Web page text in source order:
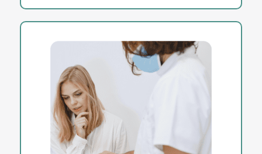
Bei gesetzlich Versicherten können Sie die
Endo-App problemlos und zuzahlungsfrei
verordnen. Dies geschieht budgetneutral über
das Muster 16 („Kassenrezept“ mit PZN
18355726 + Bezeichnung Endo-App),
quartalsweise und ohne Höchstdauer. Binden
Sie idealerweise die Endo-App in Ihre
Behandlung ein, ähnlich wie Sie auch bei
einem Medikament nach der regelmäßigen
Einnahme und der Wirkung fragen würden.